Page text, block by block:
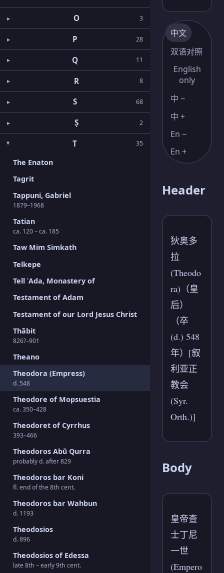
O 3
P 28
Q 11
R 8
S 68
Ṣ 2
T 35
The Enaton
Tagrit
Tappuni, Gabriel
1879–1968
Tatian
ca. 120 – ca. 185
Taw Mim Simkath
Telkepe
Tell ʿAda, Monastery of
Testament of Adam
Testament of our Lord Jesus Christ
Thābit
826?–901
Theano
Theodora (Empress)
d. 548
Theodore of Mopsuestia
ca. 350–428
Theodoret of Cyrrhus
393–466
Theodoros Abū Qurra
probably d. after 829
Theodoros bar Koni
fl. end of the 8th cent.
Theodoros bar Wahbun
d. 1193
Theodosios
d. 896
Theodosios of Edessa
late 8th – early 9th cent.
中文
双语对照
English
only
中 −
中 +
En −
En +
Header
狄奥多
拉
(Theodo
ra)（皇
后）
（卒
(d.) 548
年）[叙
利亚正
教会
(Syr.
Orth.)]
Body
皇帝查
士丁尼
一世
(Empero